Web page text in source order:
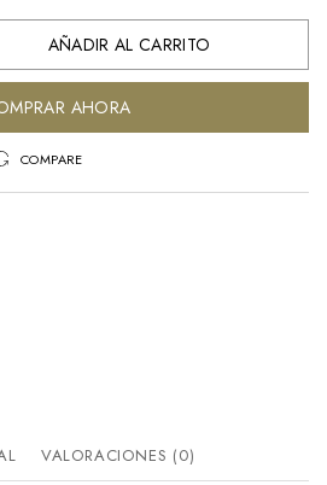
AÑADIR AL CARRITO
AHORA
COMPARE
VALORACIONES (0)